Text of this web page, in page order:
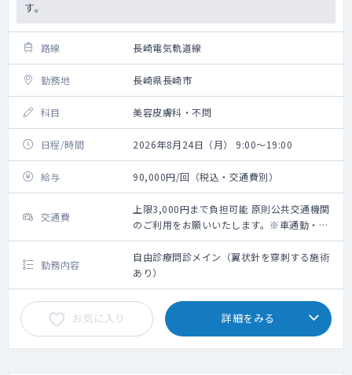
す。
路線 長崎電気軌道線
勤務地 長崎県長崎市
科目 美容皮膚科・不問
日程/時間 2026年8月24日（月） 9:00～19:00
給与 90,000円/回（税込・交通費別）
交通費
上限3,000円まで負担可能 原則公共交通機関
のご利用をお願いいたします。※車通勤・タ
クシー利用要相談
勤務内容
自由診療問診メイン（翼状針を穿刺する施術
あり）
お気に入り 詳細をみる